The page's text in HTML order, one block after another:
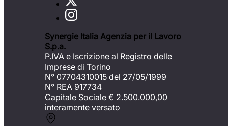
Synergie Italia Agenzia per il Lavoro
S.p.a.
P.IVA e Iscrizione al Registro delle
Imprese di Torino
N° 07704310015 del 27/05/1999
N° REA 917734
Capitale Sociale € 2.500.000,00
interamente versato